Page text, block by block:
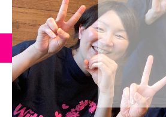
ブログ Newsのアイキャッチ画像
Newsのアイキャッチ画像
2023.10.17
HOME
WithYouとは